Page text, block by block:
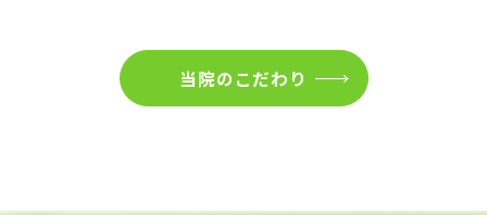
当院のこだわり